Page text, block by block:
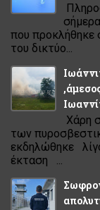
που προκλήθηκε
του δικτύο...
Χάρη
των
εκδηλώθηκε
έκταση ...